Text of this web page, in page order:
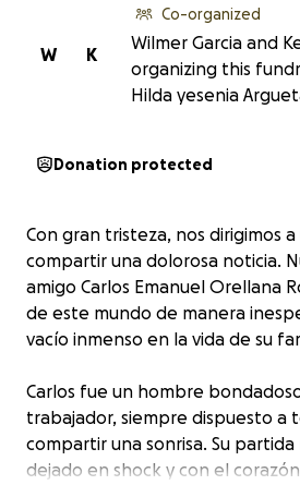
K
W
Co-organized
Wilmer Garcia and
organizing this
Hilda yesenia
Donation protected
Con gran tristeza, nos dirigimos
compartir una dolorosa noticia.
amigo Carlos Emanuel Orellana
de este mundo de manera
vacío inmenso en la vida de su
Carlos fue un hombre
trabajador, siempre dispuesto a
compartir una sonrisa. Su
dejado en shock y con el